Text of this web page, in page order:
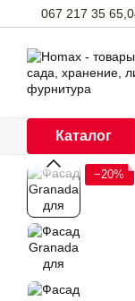
Перейти к
067 217 35 65,
Каталог
−20%